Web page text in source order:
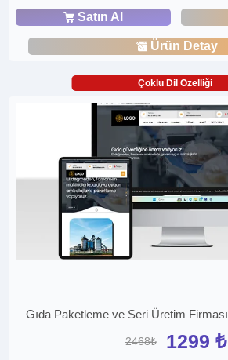
Satın Al
Ürün Detay
Çoklu Dil Özelliği
Gıda Paketleme ve Seri Üretim
2468₺ 1299 ₺